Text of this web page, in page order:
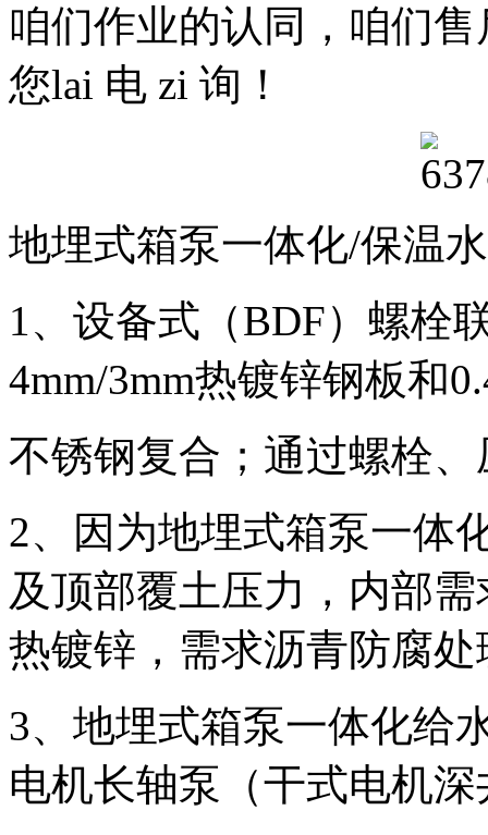
咱们作业的认同，咱们
您lai 电 zi 询！
地埋式箱泵一体化/保温
1、设备式（BDF）螺栓
4mm/3mm热镀锌钢板和
不锈钢复合；通过螺栓
2、因为地埋式箱泵一体
及顶部覆土压力，内部
热镀锌，需求沥青防腐处
3、地埋式箱泵一体化给
电机长轴泵（干式电机